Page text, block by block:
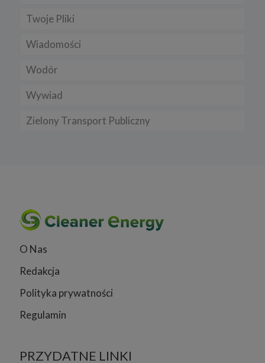
Twoje Pliki
Wiadomości
Wodór
Wywiad
Zielony Transport Publiczny
O Nas
Redakcja
Polityka prywatności
Regulamin
PRZYDATNE LINKI